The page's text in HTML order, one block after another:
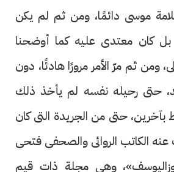
موسى دائمًا، ومن ثم لم يكن
كان معتدى عليه كما أوضحنا
ومن ثم مرّ الأمر مرورًا هادئًا، دون
حتى رحيله نفسه لم يأخذ ذلك
بآخرين، حتى من الجريدة التى كان
الكاتب الروائى والصحفى فتحى
وهى مجلة ذات قيم